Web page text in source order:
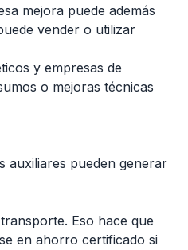
mejora puede además
vender o utilizar
y empresas de
o mejoras técnicas
auxiliares pueden generar
Eso hace que
en ahorro certificado si